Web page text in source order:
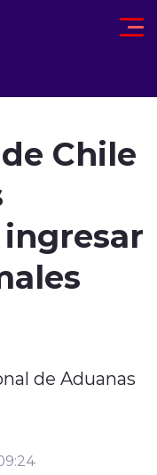
Chile
de Aduanas